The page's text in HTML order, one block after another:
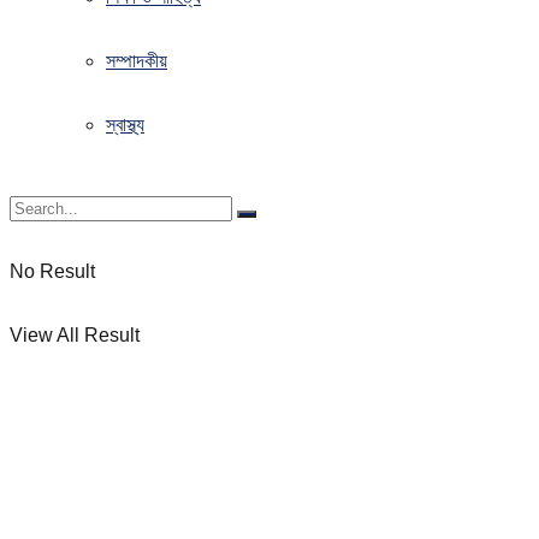
সম্পাদকীয়
স্বাস্থ্য
No Result
View All Result